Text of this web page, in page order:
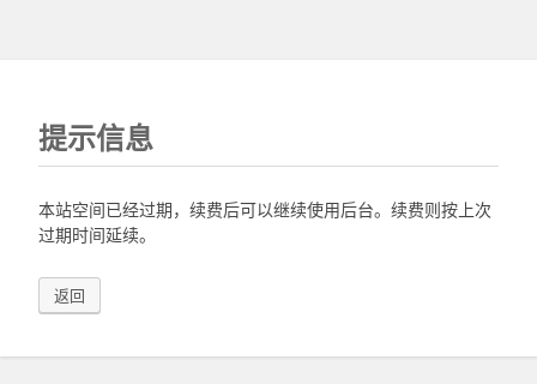
提示信息
本站空间已经过期，续费后可以继续使用后台。续费则按上次
过期时间延续。
返回